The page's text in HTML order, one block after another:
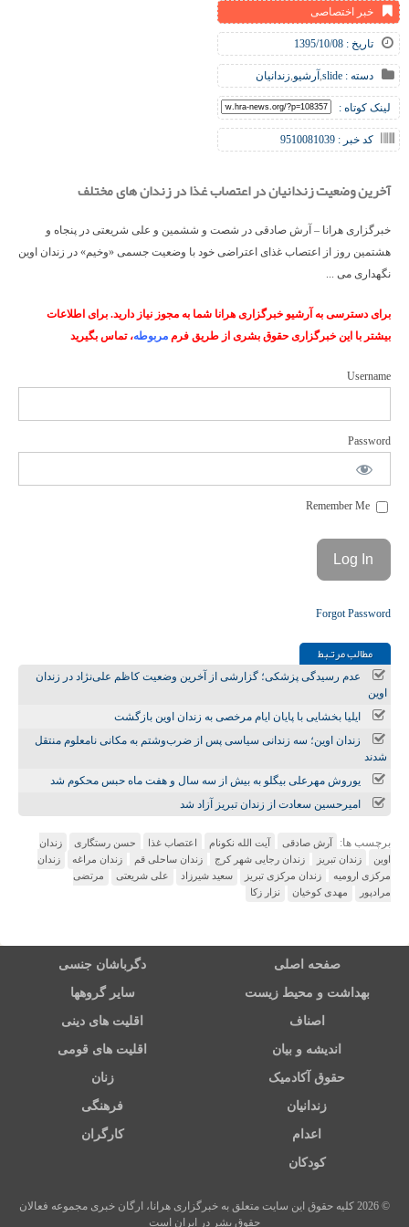
خبر اختصاصی
تاریخ : 1395/10/08
دسته : slide
,آرشیو,زندانیان
لینک کوتاه :
کد خبر : 9510081039
آخرین وضعیت زندانیان در اعتصاب غذا در زندان های مختلف
خبرگزاری هرانا – آرش صادقی در شصت و ششمین و علی شریعتی در پنجاه و
هشتمین روز از اعتصاب غذای اعتراضی خود با وضعیت جسمی «وخیم» در زندان اوین
نگهداری می ...
برای دسترسی به آرشیو خبرگزاری هرانا شما به مجوز نیاز دارید. برای اطلاعات
بیشتر با این خبرگزاری حقوق بشری از طریق فرم مربوطه، تماس بگیرید
Username
Password
Forgot Password
مطالب مرتـبط
عدم رسیدگی پزشکی؛ گزارشی از آخرین وضعیت کاظم علی‌نژاد در زندان
اوین
ایلیا بخشایی با پایان ایام مرخصی به زندان اوین بازگشت
زندان اوین؛ سه زندانی سیاسی پس از ضرب‌وشتم به مکانی نامعلوم منتقل
شدند
یوروش مهرعلی بیگلو به بیش از سه سال و هفت ماه حبس محکوم شد
امیرحسین سعادت از زندان تبریز آزاد شد
برچسب ها: آرش صادقی آیت الله نکونام اعتصاب غذا حسن رستگاری
زندان
اوین
زندان تبریز زندان رجایی شهر کرج زندان ساحلی قم زندان مراغه
زندان
مرکزی ارومیه
زندان مرکزی تبریز سعید شیرزاد علی شریعتی
مرتضی
مرادپور
مهدی کوخیان نزار زکا
صفحه اصلی دگرباشان جنسی
بهداشت و محیط زیست سایر گروهها
اصناف اقلیت های دینی
اندیشه و بیان اقلیت های قومی
حقوق آکادمیک زنان
زندانیان فرهنگی
اعدام کارگران
کودکان
© 2026 کلیه حقوق این سایت متعلق به خبرگزاری هرانا، ارگان خبری مجموعه فعالان
حقوق بشر در ایران است